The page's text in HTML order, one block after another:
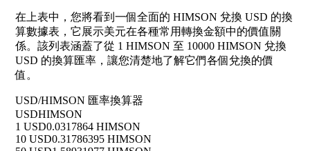
在上表中，您將看到一個全面的 HIMSON 兌換 USD 的換
算數據表，它展示美元在各種常用轉換金額中的價值關
係。該列表涵蓋了從 1 HIMSON 至 10000 HIMSON 兌換
USD 的換算匯率，讓您清楚地了解它們各個兌換的價
值。
USD/HIMSON 匯率換算器
USDHIMSON
1 USD0.0317864 HIMSON
10 USD0.31786395 HIMSON